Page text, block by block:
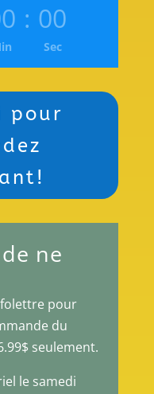
: 00
Sec
pour
ne
pour
du
seulement.
le samedi